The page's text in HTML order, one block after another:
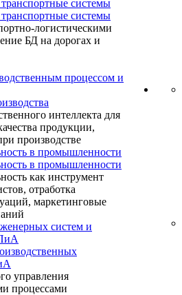
системы
системы
логистическими
БД на дорогах и
процессом и
интеллекта для
продукции,
производстве
в промышленности
в промышленности
как инструмент
отработка
маркетинговые
систем и
управления
процессами